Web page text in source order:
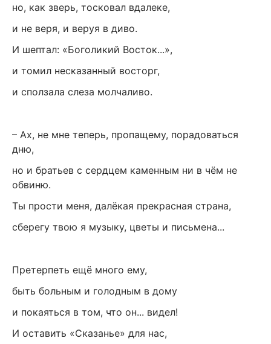
но, как зверь, тосковал вдалеке,
и не веря, и веруя в диво.
И шептал: «Боголикий Восток...»,
и томил несказанный восторг,
и сползала слеза молчаливо.
– Ах, не мне теперь, пропащему, порадоваться
дню,
но и братьев с сердцем каменным ни в чём не
обвиню.
Ты прости меня, далёкая прекрасная страна,
сберегу твою я музыку, цветы и письмена...
Претерпеть ещё много ему,
быть больным и голодным в дому
и покаяться в том, что он... видел!
И оставить «Сказанье» для нас,